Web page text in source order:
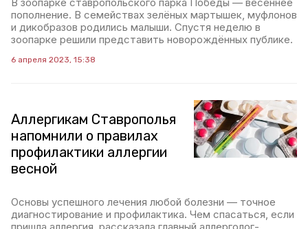
пополнение. В семействах зелёных мартышек, муфлонов
и дикобразов родились малыши. Спустя неделю в
зоопарке решили представить новорождённых публике.
6 апреля 2023, 15:38
Аллергикам Ставрополья
напомнили о правилах
профилактики аллергии
весной
Основы успешного лечения любой болезни — точное
диагностирование и профилактика. Чем спасаться, если